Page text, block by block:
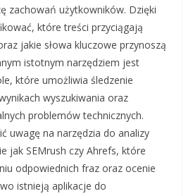
zachowań użytkowników. Dzięki
które treści przyciągają
jakie słowa kluczowe przynoszą
istotnym narzędziem jest
które umożliwia śledzenie
wyszukiwania oraz
problemów technicznych.
uwagę na narzędzia do analizy
jak SEMrush czy Ahrefs, które
odpowiednich fraz oraz ocenie
istnieją aplikacje do